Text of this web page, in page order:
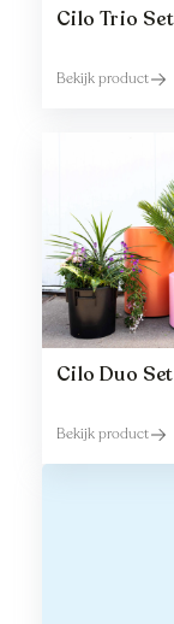
Cilo Trio
Bekijk product
Cilo Duo
Bekijk product